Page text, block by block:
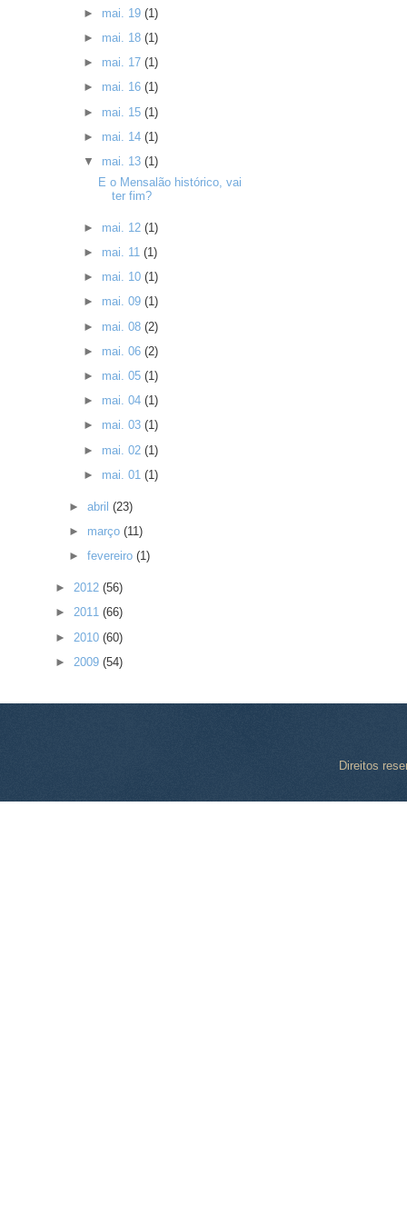
► mai. 19 (1)
► mai. 18 (1)
► mai. 17 (1)
► mai. 16 (1)
► mai. 15 (1)
► mai. 14 (1)
▼ mai. 13 (1)
E o Mensalão histórico, vai
ter fim?
► mai. 12 (1)
► mai. 11 (1)
► mai. 10 (1)
► mai. 09 (1)
► mai. 08 (2)
► mai. 06 (2)
► mai. 05 (1)
► mai. 04 (1)
► mai. 03 (1)
► mai. 02 (1)
► mai. 01 (1)
►abril(23)
► março(11)
►fevereiro(1)
► 2012 (56)
► 2011 (66)
► 2010 (60)
► 2009 (54)
Direitos